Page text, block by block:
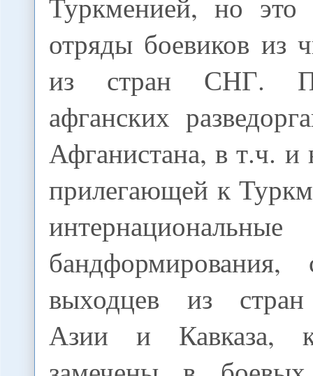
отряды боевиков из
из стран СНГ.
афганских
Афганистана, в т.ч. и
прилегающей к
интернациональные
бандформирования,
выходцев из
Азии и Кавказа,